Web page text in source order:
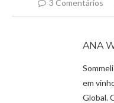
3 Comentários
ANA
em
Global.